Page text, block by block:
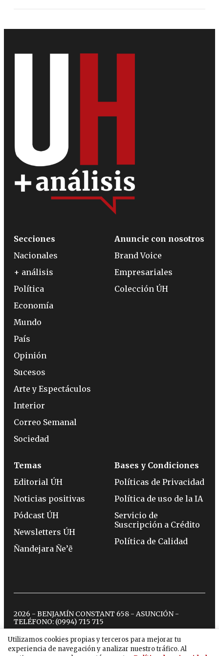
Utilizamos cookies propias y terceros para mejorar tu
experiencia de navegación y analizar nuestro tráfico. Al
Secciones
Nacionales
+ análisis
Política
Economía
Mundo
País
Opinión
Sucesos
Arte y Espectáculos
Interior
Correo Semanal
Sociedad
Anuncie con nosotros
Brand Voice
Empresariales
Colección ÚH
Temas
Editorial ÚH
Noticias positivas
Pódcast ÚH
Newsletters ÚH
Ñandejara Ñe’ẽ
Bases y Condiciones
Políticas de Privacidad
Política de uso de la IA
Servicio de
Suscripción a Crédito
Política de Calidad
2026 - BENJAMÍN CONSTANT 658 - ASUNCIÓN -
TELÉFONO: (0994) 715 715